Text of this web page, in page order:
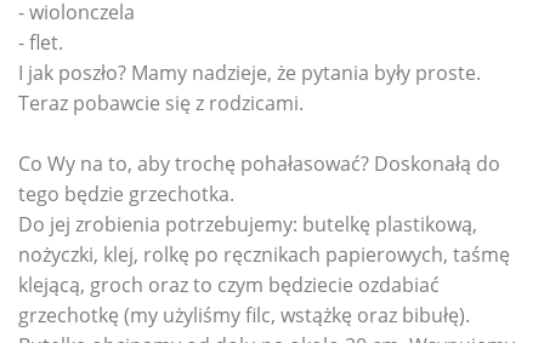
- wiolonczela
- flet.
I jak poszło? Mamy nadzieje, że pytania były proste.
Teraz pobawcie się z rodzicami.
Co Wy na to, aby trochę pohałasować? Doskonałą do
tego będzie grzechotka.
Do jej zrobienia potrzebujemy: butelkę plastikową,
nożyczki, klej, rolkę po ręcznikach papierowych, taśmę
klejącą, groch oraz to czym będziecie ozdabiać
grzechotkę (my użyliśmy filc, wstążkę oraz bibułę).